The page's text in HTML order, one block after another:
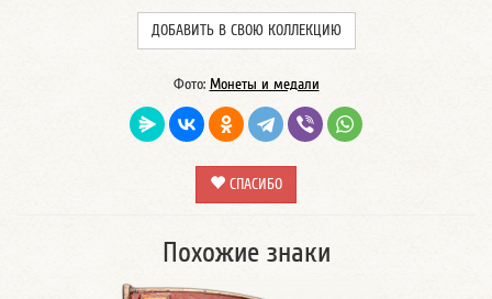
ДОБАВИТЬ В СВОЮ КОЛЛЕКЦИЮ
Фото: Монеты и медали
СПАСИБО
Похожие знаки